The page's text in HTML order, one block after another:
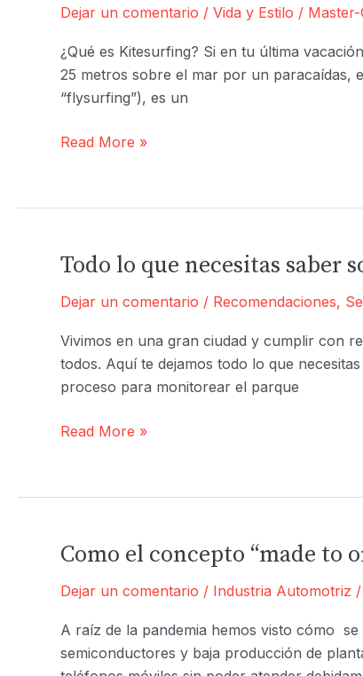
en
Formula
1:
Checa
calendario
Dejar un comentario / Vida y Estilo / Master-
¿Qué es Kitesurfing? Si en tu última
25 metros sobre el mar por un paracaídas,
“flysurfing”), es un
Todo
Kitesurfing
los
Lugares
México
para
Practicarlo
Read More »
Todo lo que necesitas saber
Dejar un comentario / Recomendaciones,
Vivimos en una gran ciudad y cumplir con
todos. Aquí te dejamos todo lo que
proceso para monitorear el parque
Todo
necesitas
sobre
vehicular
Read More »
Como el concepto “made to
Dejar un comentario / Industria Automotriz /
A raíz de la pandemia hemos visto cómo
semiconductores y baja producción de